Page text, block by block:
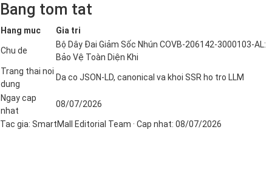
Bang tom tat
Hang muc Gia tri
Chu de
Bộ Dây Đai Giảm Sốc Nhún COVB-206142-3000103-AL:
Bảo Vệ Toàn Diện Khi
Trang thai noi
dung
Da co JSON-LD, canonical va khoi SSR ho tro LLM
Ngay cap
nhat
08/07/2026
Tac gia: SmartMall Editorial Team · Cap nhat: 08/07/2026